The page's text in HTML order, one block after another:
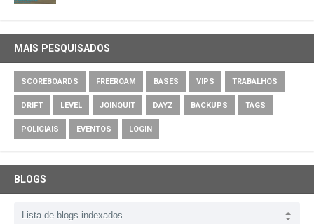
MAIS PESQUISADOS
SCOREBOARDS FREEROAM BASES VIPS TRABALHOS
DRIFT LEVEL JOINQUIT DAYZ BACKUPS TAGS
POLICIAIS EVENTOS LOGIN
BLOGS